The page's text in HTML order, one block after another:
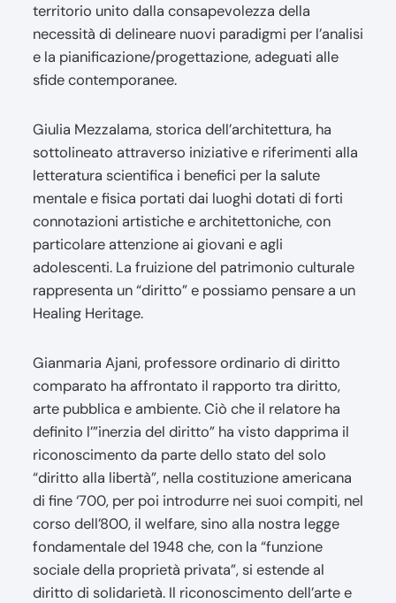
territorio unito dalla consapevolezza della
necessità di delineare nuovi paradigmi per l’analisi
e la pianificazione/progettazione, adeguati alle
sfide contemporanee.
Giulia Mezzalama, storica dell’architettura, ha
sottolineato attraverso iniziative e riferimenti alla
letteratura scientifica i benefici per la salute
mentale e fisica portati dai luoghi dotati di forti
connotazioni artistiche e architettoniche, con
particolare attenzione ai giovani e agli
adolescenti. La fruizione del patrimonio culturale
rappresenta un “diritto” e possiamo pensare a un
Healing Heritage.
Gianmaria Ajani, professore ordinario di diritto
comparato ha affrontato il rapporto tra diritto,
arte pubblica e ambiente. Ciò che il relatore ha
definito l’”inerzia del diritto” ha visto dapprima il
riconoscimento da parte dello stato del solo
“diritto alla libertà”, nella costituzione americana
di fine ‘700, per poi introdurre nei suoi compiti, nel
corso dell’800, il welfare, sino alla nostra legge
fondamentale del 1948 che, con la “funzione
sociale della proprietà privata”, si estende al
diritto di solidarietà. Il riconoscimento dell’arte e